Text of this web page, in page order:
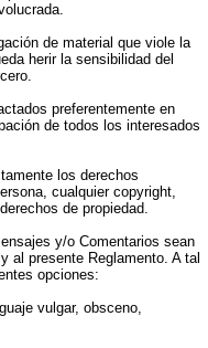
de material que viole la
herir la sensibilidad del
preferentemente en
de todos los interesados
los derechos
cualquier copyright,
de propiedad.
y/o Comentarios sean
al presente Reglamento. A tal
opciones:
vulgar, obsceno,